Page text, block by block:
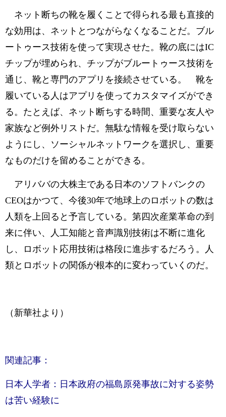
ネット断ちの靴を履くことで得られる最も直接的
な効用は、ネットとつながらなくなることだ。ブル
ートゥース技術を使って実現させた。靴の底にはIC
チップが埋められ、チップがブルートゥース技術を
通じ、靴と専門のアプリを接続させている。 靴を
履いている人はアプリを使ってカスタマイズができ
る。たとえば、ネット断ちする時間、重要な友人や
家族など例外リストだ。無駄な情報を受け取らない
ようにし、ソーシャルネットワークを選択し、重要
なものだけを留めることができる。
アリババの大株主である日本のソフトバンクの
CEOはかつて、今後30年で地球上のロボットの数は
人類を上回ると予言している。第四次産業革命の到
来に伴い、人工知能と音声識別技術は不断に進化
し、ロボット応用技術は格段に進歩するだろう。人
類とロボットの関係が根本的に変わっていくのだ。
（新華社より）
関連記事：
日本人学者：日本政府の福島原発事故に対する姿勢
は苦い経験に